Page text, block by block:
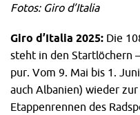
Fotos: Giro d’Italia
Giro d’Italia 2025: Die
steht in den Startlöchern
pur. Vom 9. Mai bis 1.
auch Albanien) wieder
Etappenrennen des